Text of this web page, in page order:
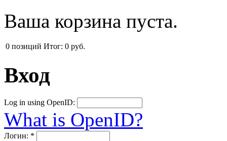
Ваша корзина пуста.
0 позиций Итог: 0 руб.
Вход
Log in using OpenID:
What is OpenID?
Логин: *